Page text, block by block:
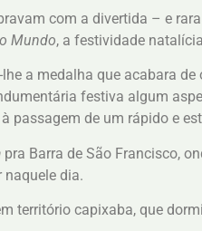
com a divertida – e
Mundo, a festividade
lhe a medalha que acabara
festiva algum
passagem de um rápido e
pra Barra de São Francisco,
dia.
território capixaba, que